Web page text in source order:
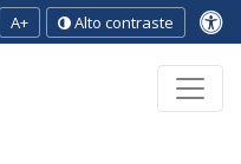
A+ Alto contraste